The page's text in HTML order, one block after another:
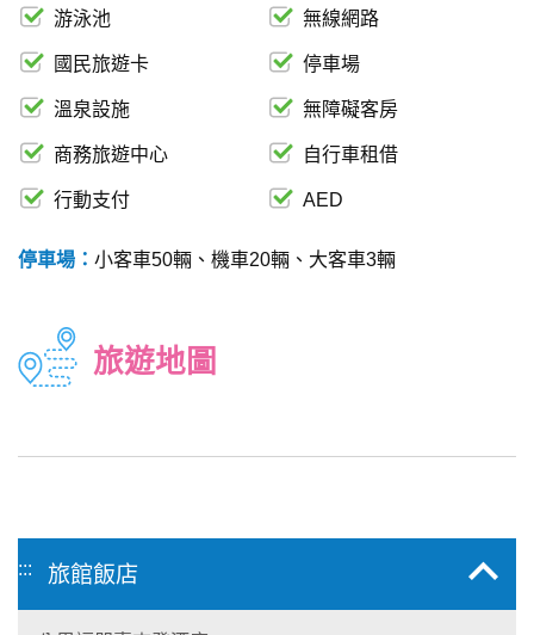
游泳池 無線網路
國民旅遊卡 停車場
溫泉設施 無障礙客房
商務旅遊中心 自行車租借
行動支付 AED
停車場： 小客車50輛、機車20輛、大客車3輛
旅遊地圖
::: 旅館飯店